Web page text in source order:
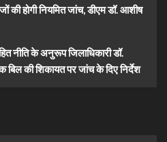
होगी नियमित जांच, डीएम डॉ. आशीष
नीति के अनुरूप जिलाधिकारी डॉ.
की शिकायत पर जांच के दिए निर्देश